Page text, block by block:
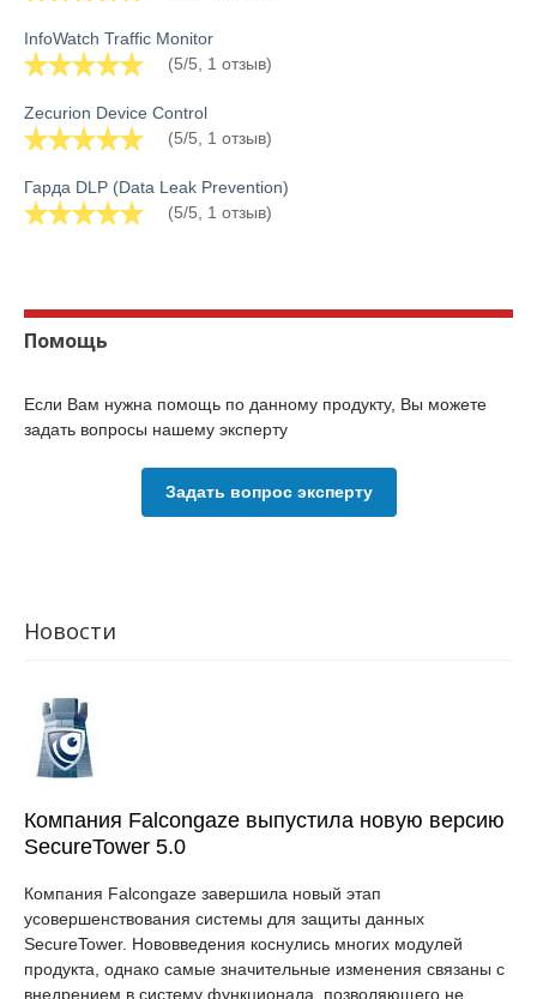
InfoWatch Traffic Monitor
(5/5, 1 отзыв)
Zecurion Device Control
(5/5, 1 отзыв)
Гарда DLP (Data Leak Prevention)
(5/5, 1 отзыв)
Помощь
Если Вам нужна помощь по данному продукту, Вы можете
задать вопросы нашему эксперту
Задать вопрос эксперту
Новости
Компания Falcongaze выпустила новую версию
SecureTower 5.0
Компания Falcongaze завершила новый этап
усовершенствования системы для защиты данных
SecureTower. Нововведения коснулись многих модулей
продукта, однако самые значительные изменения связаны с
внедрением в систему функционала, позволяющего не